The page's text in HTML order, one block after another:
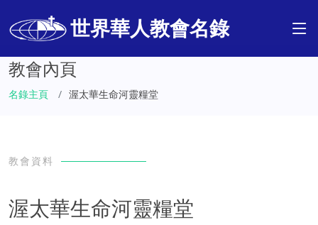
世界華人教會名錄
教會內頁
名錄主頁 渥太華生命河靈糧堂
教會資料
渥太華生命河靈糧堂